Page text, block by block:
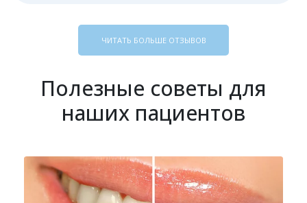
ЧИТАТЬ БОЛЬШЕ ОТЗЫВОВ
Полезные советы для
наших пациентов